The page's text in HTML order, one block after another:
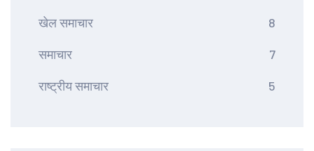
खेल समाचार 8
समाचार 7
राष्ट्रीय समाचार 5